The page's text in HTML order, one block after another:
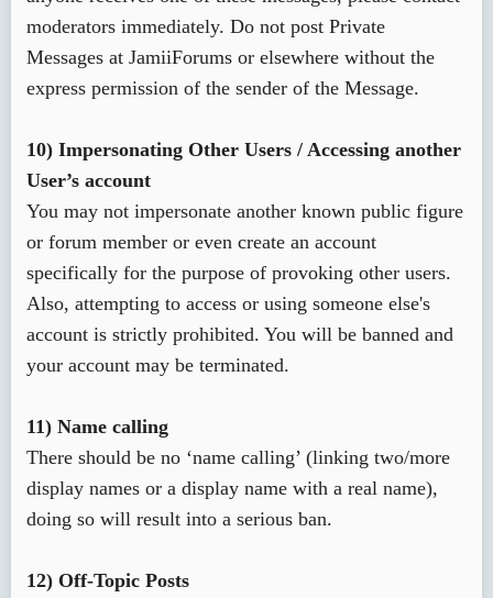
moderators immediately. Do not post Private
Messages at JamiiForums or elsewhere without the
express permission of the sender of the Message.
10) Impersonating Other Users / Accessing another
User’s account
You may not impersonate another known public figure
or forum member or even create an account
specifically for the purpose of provoking other users.
Also, attempting to access or using someone else's
account is strictly prohibited. You will be banned and
your account may be terminated.
11) Name calling
There should be no ‘name calling’ (linking two/more
display names or a display name with a real name),
doing so will result into a serious ban.
12) Off-Topic Posts